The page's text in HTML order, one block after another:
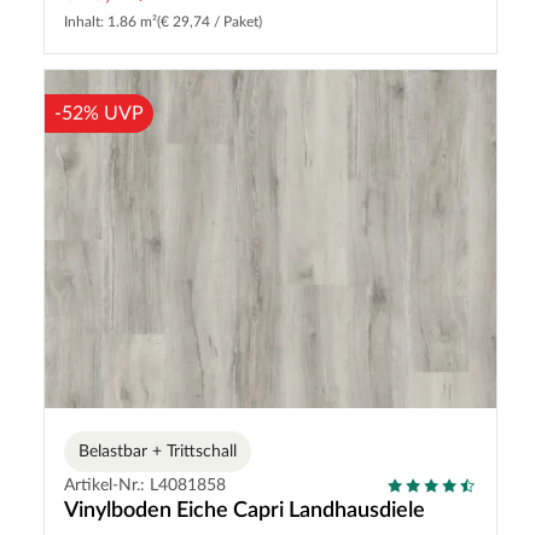
Inhalt: 1.86 m²(€ 29,74 / Paket)
-52% UVP
Belastbar + Trittschall
Artikel-Nr.: L4081858
Vinylboden Eiche Capri Landhausdiele